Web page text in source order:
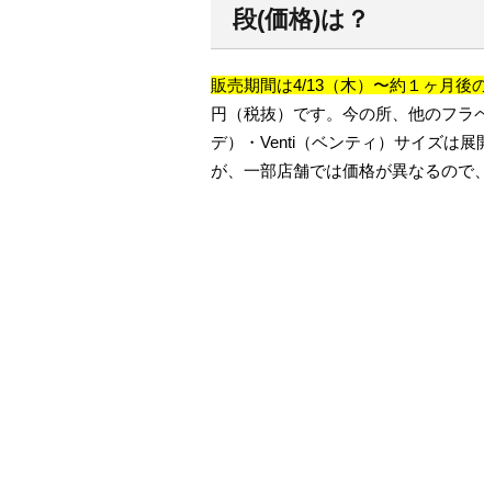
段(価格)は？
販売期間は4/13（木）〜約１ヶ月後
円（税抜）です。今の所、他のフラ
デ）・Venti（ベンティ）サイズは
が、一部店舗では価格が異なるので